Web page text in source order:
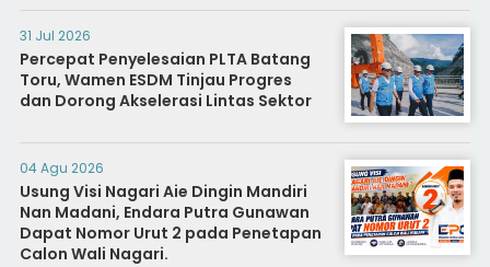
31 Jul 2026
Percepat Penyelesaian PLTA Batang
Toru, Wamen ESDM Tinjau Progres
dan Dorong Akselerasi Lintas Sektor
04 Agu 2026
Usung Visi Nagari Aie Dingin Mandiri
Nan Madani, Endara Putra Gunawan
Dapat Nomor Urut 2 pada Penetapan
Calon Wali Nagari.